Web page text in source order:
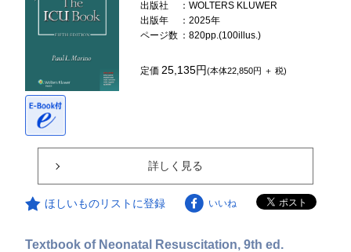
出版社
：WOLTERS KLUWER
出版年
：2025年
ページ数 ：820pp.(100illus.)
定価 25,135円(本体22,850円 ＋ 税)
詳しく見る
ほしいものリストに登録 いいね
Textbook of Neonatal Resuscitation, 9th ed.